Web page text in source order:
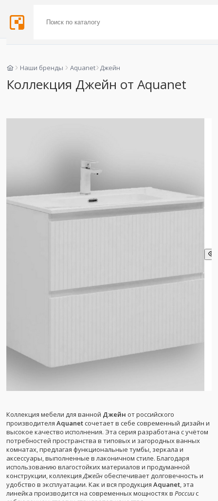
Наши бренды Aquanet Джейн
Коллекция Джейн от Aquanet
Коллекция мебели для ванной Джейн от российского
производителя Aquanetсочетает в себе современный дизайн и
высокое качество исполнения. Эта серия разработана с учётом
потребностей пространства в типовых и загородных ванных
комнатах, предлагая функциональные тумбы, зеркала и
аксессуары, выполненные в лаконичном стиле. Благодаря
использованию влагостойких материалов и продуманной
конструкции, коллекция Джейн обеспечивает долговечность и
удобство в эксплуатации. Как и вся продукция Aquanet , эта
линейка производится на современных мощностях в Россиис